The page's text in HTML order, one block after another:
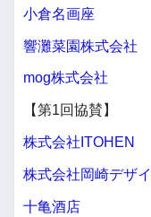
小倉名画座
響灘菜園株式会社
mog株式会社
【第1回協賛】
株式会社ITOHEN
株式会社岡崎デザ
十亀酒店